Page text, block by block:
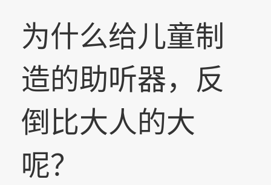
为什么给儿童制
造的助听器，反
倒比大人的大
呢？